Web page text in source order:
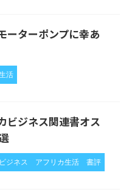
ーターポンプに幸あ
活
ビジネス関連書オス
ジネス アフリカ生活 書評